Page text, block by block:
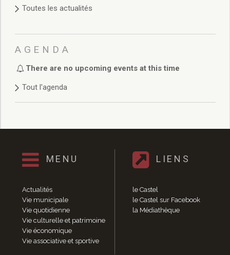
Délibérations 2023
Délibérations 2019
Délibérations 2018
Délibérations 2016
Délibérations 2015
Délibérations 2013
Délibérations 2011
Délibérations 2008
Agenda réunions publiques
Marchés publics
Toutes les actualités
Vie quotidienne
Toutes les actualités
AGENDA
There are no upcoming events at this time
Tout l'agenda
MENU
Actualités
Vie municipale
Vie quotidienne
Vie culturelle et patrimoine
Vie économique
Vie associative et sportive
LIENS
le Castel
le Castel sur Facebook
la Médiathèque